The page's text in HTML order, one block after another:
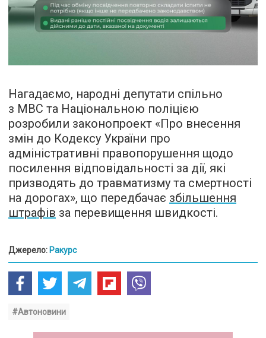
Нагадаємо, народні депутати спільно
з МВС та Національною поліцією
розробили законопроект «Про внесення
змін до Кодексу України про
адміністративні правопорушення щодо
посилення відповідальності за дії, які
призводять до травматизму та смертності
на дорогах», що передбачає збільшення
штрафів за перевищення швидкості.
Джерело: Ракурс
#Автоновини